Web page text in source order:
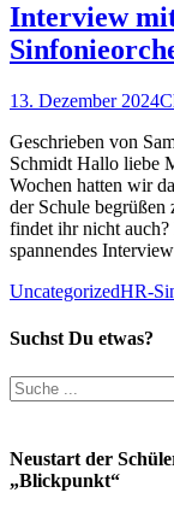
Interview
Posted
13. Dezember 2024
Geschrieben von
Schmidt Hallo liebe
Wochen hatten wir
der Schule begrüßen
findet ihr nicht auch?
spannendes
Kategorien
UncategorizedHR-
Suchst Du etwas?
Suchen
nach:
Neustart der
„Blickpunkt“